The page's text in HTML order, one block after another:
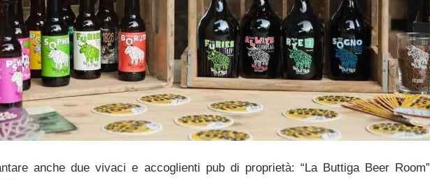
anche due vivaci e accoglienti pub di proprietà: “La Buttiga Beer Room”